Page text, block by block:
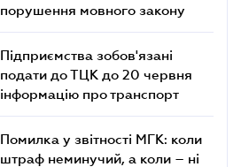
порушення мовного закону
Підприємства зобов'язані
подати до ТЦК до 20 червня
інформацію про транспорт
Помилка у звітності МГК: коли
штраф неминучий, а коли – ні